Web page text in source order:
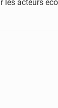
les acteurs